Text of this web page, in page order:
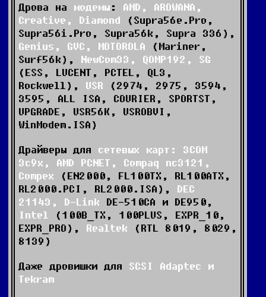
Дрова на модемы: AMD, AROWANA,
Creative, Diamond
(Supra56e.Pro,
Supra56i.Pro, Supra56k, Supra 336),
Genius, GVC, MOTOROLA
(Mariner,
Surf56k), NewCom33, QOMP192, SG
(ESS, LUCENT, PCTEL, QL3,
Rockwell),
USR (2974, 2975, 3594,
3595, ALL ISA, COURIER, SPORTST,
UPGRADE, USR56K, USROBVI,
WinModem.ISA)
Драйверы для сетевых карт: 3COM
3c9x, AMD PCNET, Compaq nc3121,
Compex (EN2000, FL100TX, RL100ATX,
RL2000.PCI, RL2000.ISA),
DEC
21143, D-Link DE-510CA и DE950,
Intel
(100B_TX, 100PLUS, EXPR_10,
EXPR_PRO), Realtek
(RTL 8019, 8029,
8139)
Даже дровишки для SCSI Adaptec и
Tekram